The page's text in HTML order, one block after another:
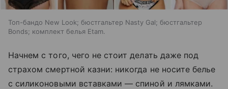
Топ-бандо New Look; бюстгальтер Nasty Gal; бюстгальтер
Bonds; комплект белья Etam.
Начнем с того, чего не стоит делать даже под
страхом смертной казни: никогда не носите белье
с силиконовыми вставками — спиной и лямками.